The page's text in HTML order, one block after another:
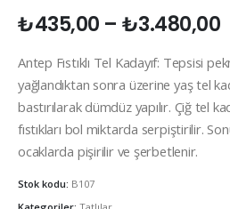
₺435,00 – ₺3.480,00
Antep Fıstıklı Tel Kadayıf: Tepsisi
yağlandıktan sonra üzerine yaş tel
bastırılarak dümdüz yapılır. Çiğ tel
fıstıkları bol miktarda serpiştirilir.
ocaklarda pişirilir ve şerbetlenir.
Stok kodu: B107